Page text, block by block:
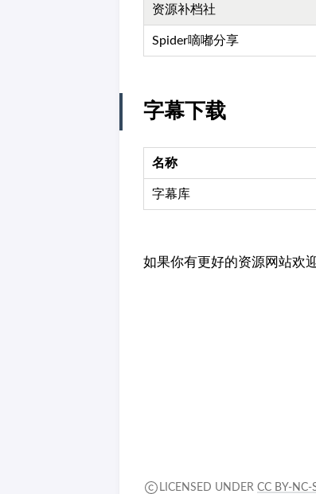
资源补档社
Spider嘀嘟分享
字幕下载
名称
字幕库
如果你有更好的资源网站欢
LICENSED UNDER CC BY-NC-